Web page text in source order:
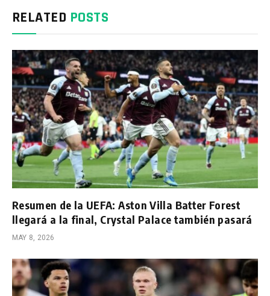
RELATED POSTS
Resumen de la UEFA: Aston Villa Batter Forest
llegará a la final, Crystal Palace también pasará
MAY 8, 2026